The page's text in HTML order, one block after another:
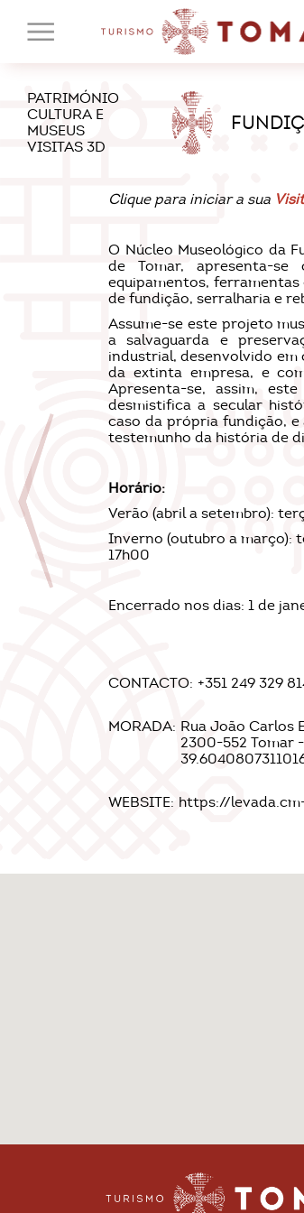
PATRIMÓNIO
CULTURA E
MUSEUS
VISITAS 3D
Clique para iniciar a sua
O Núcleo Museológico da
de Tomar, apresenta-
equipamentos, ferramentas
de fundição, serralharia e
Assume-se este projeto
a salvaguarda e
industrial, desenvolvido
da extinta empresa, e
Apresenta-se, assim,
desmistifica a secular
caso da própria fundição, e
testemunho da história de
Horário:
Verão (abril a setembro):
Inverno (outubro a março):
17h00
Encerrado nos dias: 1 de
CONTACTO: +351 249 329
MORADA: Rua João Carlos
2300-552 Tomar
WEBSITE: https://